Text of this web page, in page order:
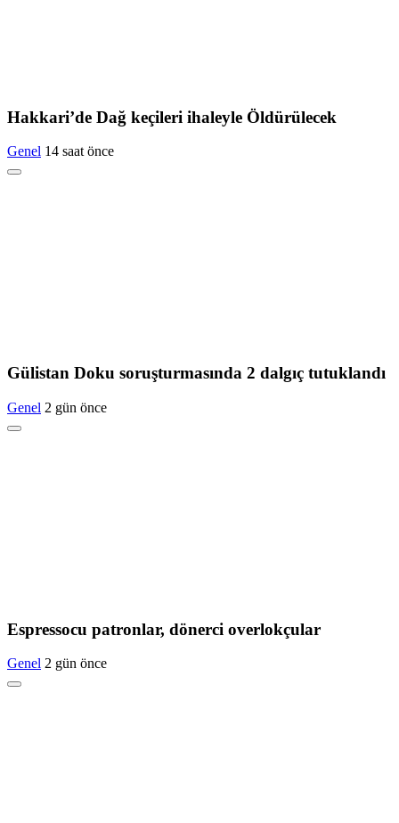
Hakkari’de Dağ keçileri ihaleyle Öldürülecek
Genel 14 saat önce
Gülistan Doku soruşturmasında 2 dalgıç tutuklandı
Genel 2 gün önce
Espressocu patronlar, dönerci overlokçular
Genel 2 gün önce